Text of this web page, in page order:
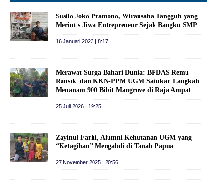
Susilo Joko Pramono, Wirausaha Tangguh yang
Merintis Jiwa Entrepreneur Sejak Bangku SMP
16 Januari 2023 | 8:17
Merawat Surga Bahari Dunia: BPDAS Remu
Ransiki dan KKN-PPM UGM Satukan Langkah
Menanam 900 Bibit Mangrove di Raja Ampat
25 Juli 2026 | 19:25
Zayinul Farhi, Alumni Kehutanan UGM yang
“Ketagihan” Mengabdi di Tanah Papua
27 November 2025 | 20:56